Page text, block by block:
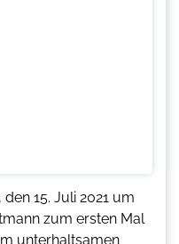
15. Juli 2021 um
zum ersten Mal
unterhaltsamen